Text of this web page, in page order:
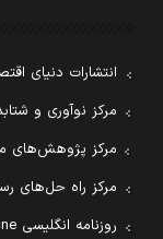
انتشارات دنیای
مرکز نوآوری و
مرکز پژوهش‌های
مرکز راه حل‌های
روزنامه انگلیسی Financial Tribune